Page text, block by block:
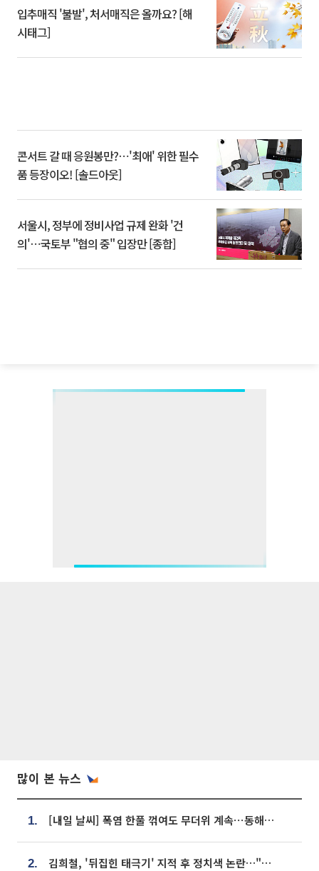
입추매직 '불발', 처서매직은 올까요? [해
시태그]
콘서트 갈 때 응원봉만?⋯'최애' 위한 필수
품 등장이오! [솔드아웃]
서울시, 정부에 정비사업 규제 완화 '건
의'⋯국토부 "협의 중" 입장만 [종합]
많이 본 뉴스
1. [내일 날씨] 폭염 한풀 꺾여도 무더위 계속⋯동해안 이틀 연속 비
2. 김희철, '뒤집힌 태극기' 지적 후 정치색 논란…"좌우 떠나 우리나라 국기"